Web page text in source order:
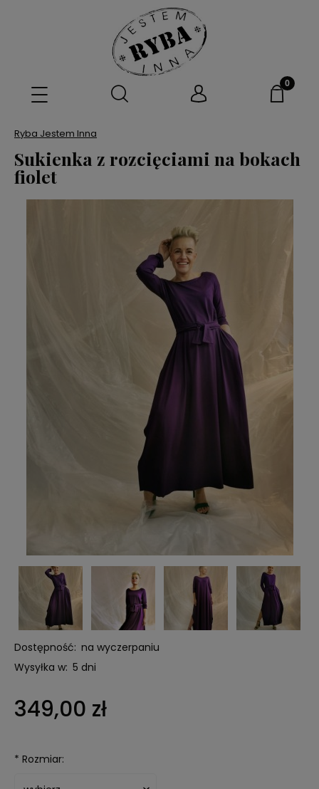
Ryba Jestem Inna
Sukienka z rozcięciami na bokach
fiolet
Dostępność: na wyczerpaniu
Wysyłka w: 5 dni
349,00 zł
* Rozmiar: